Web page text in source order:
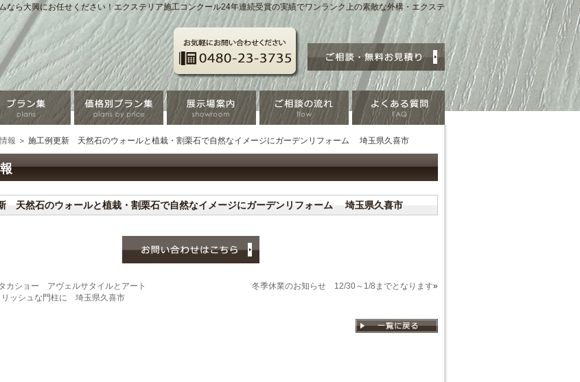
なら大興にお任せください！エクステリア施工コンクール24年連続受賞の実績でワンランク上の素敵な外構・エクステ
報 ＞ 施工例更新 天然石のウォールと植栽・割栗石で自然なイメージにガーデンリフォーム 埼玉県久喜市
天然石のウォールと植栽・割栗石で自然なイメージにガーデンリフォーム 埼玉県久喜市
カショー アヴェルサタイルとアート
リッシュな門柱に 埼玉県久喜市
冬季休業のお知らせ 12/30～1/8までとなります»